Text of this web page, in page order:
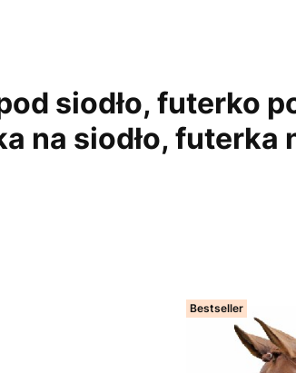
siodło, futerko
na siodło, futerka
Bestseller